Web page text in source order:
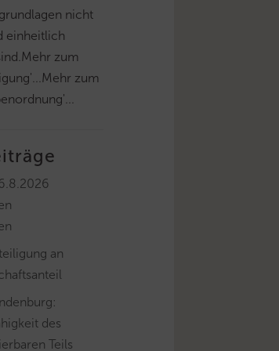
nicht
einheitlich
zum
zum
an
des
Teils